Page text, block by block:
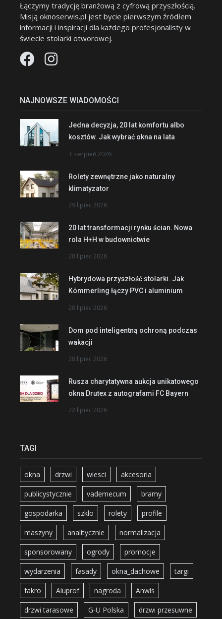
Łączymy tradycję branżową z cyfrową przyszłością.
Misją oknoserwis.pl jest bycie pierwszym źródłem
informacji i inspiracji dla każdego profesjonalisty w
świecie stolarki otworowej.
NAJNOWSZE WIADOMOŚCI
Jedna decyzja, 20 lat komfortu albo
kosztów. Jak wybrać okna na lata
3 sierpień 2026
Rolety zewnętrzne jako naturalny
klimatyzator
29 lipiec 2026
20 lat transformacji rynku ścian. Nowa
rola H+H w budownictwie
28 lipiec 2026
Hybrydowa przyszłość stolarki. Jak
Kömmerling łączy PVC i aluminium
28 lipiec 2026
Dom pod inteligentną ochroną podczas
wakacji
28 lipiec 2026
Rusza charytatywna aukcja unikatowego
okna Drutex z autografami FC Bayern
22 lipiec 2026
TAGI
okna drzwi wiesci akcesoria
publicystycznie vademecum bramy
gospodarka szklo rolety profile
maszyny analitycznie normalizacja
sponsorowany ogrody promocje
wydarzenia fasady okna_dachowe targi
fakro Aluprof nagroda Anwis
drzwi tarasowe G-U Polska drzwi przesuwne